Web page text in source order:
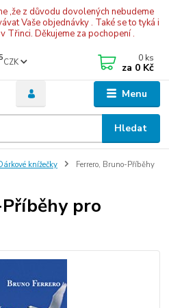
,že z důvodu dovolených nebudeme
Vaše objednávky . Také se to tyká i
Třinci. Děkujeme za pochopení .
Menu
CZK
Hledat
0 ks
za 0 Kč
knížečky
Ferrero, Bruno-Příběhy
pro